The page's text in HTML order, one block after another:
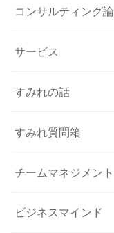
コンサルティング論
サービス
すみれの話
すみれ質問箱
チームマネジメント
ビジネスマインド